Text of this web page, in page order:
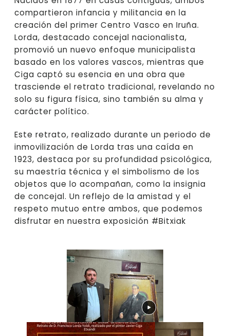
compartieron infancia y militancia en la
creación del primer Centro Vasco en Iruña.
Lorda, destacado concejal nacionalista,
promovió un nuevo enfoque municipalista
basado en los valores vascos, mientras que
Ciga captó su esencia en una obra que
trasciende el retrato tradicional, revelando no
solo su figura física, sino también su alma y
carácter político.
Este retrato, realizado durante un periodo de
inmovilización de Lorda tras una caída en
1923, destaca por su profundidad psicológica,
su maestría técnica y el simbolismo de los
objetos que lo acompañan, como la insignia
de concejal. Un reflejo de la amistad y el
respeto mutuo entre ambos, que podemos
disfrutar en nuestra exposición #Bitxiak